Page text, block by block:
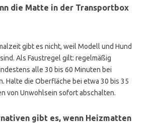
die Matte in der Transportbox
gibt es nicht, weil Modell und Hund
Als Faustregel gilt: regelmäßig
alle 30 bis 60 Minuten bei
Halte die Oberfläche bei etwa 30 bis 35
von Unwohlsein sofort abschalten.
gibt es, wenn Heizmatten